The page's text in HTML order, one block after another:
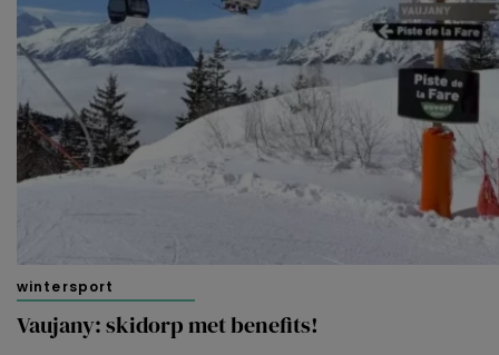
wintersport
Vaujany: skidorp met benefits!